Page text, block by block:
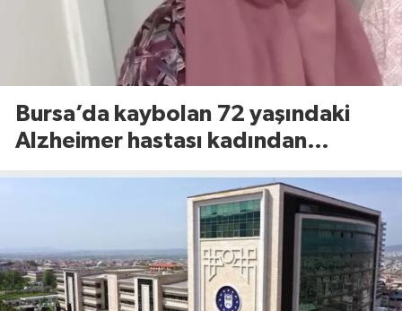
Bursa’da kaybolan 72 yaşındaki
Alzheimer hastası kadından